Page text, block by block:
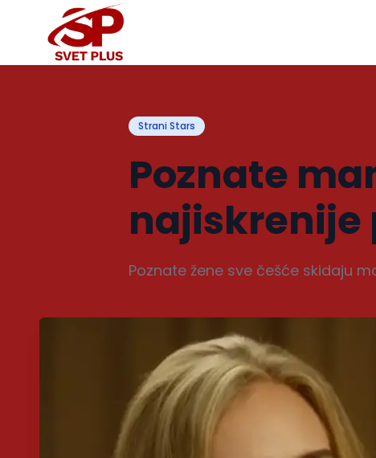
Strani Stars
Poznate
najiskrenije
Poznate žene sve češće skidaju